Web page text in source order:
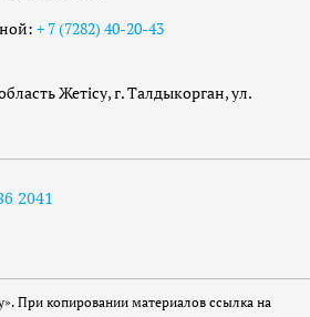
+ 7 (7282) 40-20-43
Жетісу, г. Талдыкорган, ул.
2041
При копировании материалов ссылка на